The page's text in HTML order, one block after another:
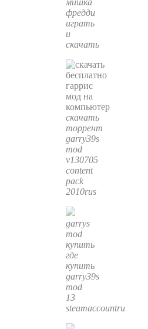
мишка
фредди
играть
и
скачать
скачать
торрент
garry39s
mod
v130705
content
pack
2010rus
garrys
mod
купить
где
купить
garry39s
mod
13
steamaccountru